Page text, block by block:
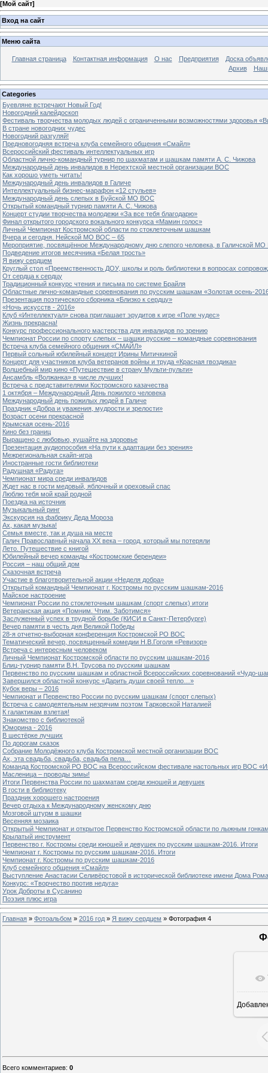
[Мой сайт]
Вход на сайт
Меню сайта
Главная страница Контактная информация О нас Предприятия
Доска
Архив
Categories
Буевляне встречают Новый Год!
Новогодний калейдоскоп
Фестиваль творчества молодых людей с ограниченными возможностями здоровья
В стране новогодних чудес
Новогодний разгуляй!
Предновогодняя встреча клуба семейного общения «Смайл»
Всероссийский фестиваль интеллектуальных игр
Областной лично-командный турнир по шахматам и шашкам памяти А. С. Чижова
Международный день инвалидов в Нерехтской местной организации ВОС
Как хорошо уметь читать!
Международный день инвалидов в Галиче
Интеллектуальный бизнес-марафон «12 стульев»
Международный день слепых в Буйской МО ВОС
Открытый командный турнир памяти А. С. Чижова
Концерт студии творчества молодежи «За все тебя благодарю»
Финал открытого городского вокального конкурса «Мамин голос»
Личный Чемпионат Костромской области по стоклеточным шашкам
Вчера и сегодня. Нейской МО ВОС – 65
Мероприятие, посвящённое Международному дню слепого человека, в Галичской
Подведение итогов месячника «Белая трость»
Я вижу сердцем
Круглый стол «Преемственность ДОУ, школы и роль библиотеки в вопросах
От сердца к сердцу
Традиционный конкурс чтения и письма по системе Брайля
Областные лично-командные соревнования по русским шашкам «Золотая осень-
Презентация поэтического сборника «Близко к сердцу»
«Ночь искусств - 2016»
Клуб «Интеллектуал» снова приглашает эрудитов к игре «Поле чудес»
Жизнь прекрасна!
Конкурс профессионального мастерства для инвалидов по зрению
Чемпионат России по спорту слепых – шашки русские – командные соревнования
Встреча клуба семейного общения «СМАЙЛ»
Первый сольный юбилейный концерт Ирины Митичкиной
Концерт для участников клуба ветеранов войны и труда «Красная гвоздика»
Волшебный мир кино «Путешествие в страну Мульти-пульти»
Ансамбль «Волжанка» в числе лучших!
Встреча с представителями Костромского казачества
1 октября – Международный День пожилого человека
Международный день пожилых людей в Галиче
Праздник «Добра и уважения, мудрости и зрелости»
Возраст осени прекрасной
Крымская осень-2016
Кино без границ
Выращено с любовью, кушайте на здоровье
Презентация аудиопособия «На пути к адаптации без зрения»
Межрегиональная скайп-игра
Иностранные гости библиотеки
Радушная «Радуга»
Чемпионат мира среди инвалидов
Ждет нас в гости медовый, яблочный и ореховый спас
Люблю тебя мой край родной
Поездка на источник
Музыкальный ринг
Экскурсия на фабрику Деда Мороза
Ах, какая музыка!
Семья вместе, так и душа на месте
Галич Православный начала ХХ века – город, который мы потеряли
Лето. Путешествие с книгой
Юбилейный вечер команды «Костромские берендеи»
Россия – наш общий дом
Сказочная встреча
Участие в благотворительной акции «Неделя добра»
Открытый командный Чемпионат г. Костромы по русским шашкам-2016
Майское настроение
Чемпионат России по стоклеточным шашкам (спорт слепых) итоги
Ветеранская акция «Помним. Чтим. Заботимся»
Заслуженный успех в трудной борьбе (КИСИ в Санкт-Петербурге)
Вечер памяти в честь дня Великой Победы
28-я отчетно-выборная конференция Костромской РО ВОС
Тематический вечер, посвященный комедии Н.В.Гоголя «Ревизор»
Встреча с интересным человеком
Личный Чемпионат Костромской области по русским шашкам-2016
Блиц-турнир памяти В.Н. Трусова по русским шашкам
Первенство по русским шашкам и областной Всероссийских соревнований «Чудо-
Завершился областной конкурс «Дарить души своей тепло…»
Кубок веры – 2016
Чемпионат и Первенство России по русским шашкам (спорт слепых)
Встреча с самодеятельным незрячим поэтом Тарковской Наталией
К галактикам взлетая!
Знакомство с библиотекой
Юморина - 2016
В шестёрке лучших
По дорогам сказок
Собрание Молодёжного клуба Костромской местной организации ВОС
Ах, эта свадьба, свадьба, свадьба пела…
Команда Костромской РО ВОС на Всероссийском фестивале настольных игр ВОС
Масленица – проводы зимы!
Итоги Первенства России по шахматам среди юношей и девушек
В гости в библиотеку
Праздник хорошего настроения
Вечер отдыха к Международному женскому дню
Мозговой штурм в шашки
Весенняя мозаика
Открытый Чемпионат и открытое Первенство Костромской области по лыжным
Крылатый инструмент
Первенство г. Костромы среди юношей и девушек по русским шашкам-2016. Итоги
Чемпионат г. Костромы по русским шашкам-2016. Итоги
Чемпионат г. Костромы по русским шашкам-2016
Клуб семейного общения «Смайл»
Выступление Анастасии Селивёрстовой в исторической библиотеке имени Дома
Конкурс: «Творчество против недуга»
Урок Доброты в Сусанино
Поэзия плюс игра
Главная » Фотоальбом » 2016 год » Я вижу сердцем » Фотография 4
Всего комментариев: 0